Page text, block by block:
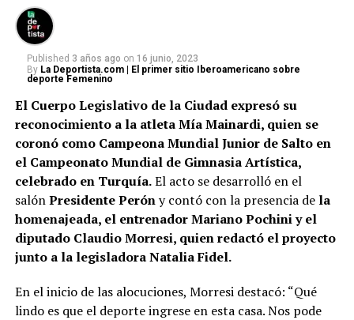
Published 3 años ago on 16 junio, 2023
By La Deportista.com | El primer sitio Iberoamericano sobre
deporte Femenino
El Cuerpo Legislativo de la Ciudad expresó su
reconocimiento a la atleta Mía Mainardi, quien se
coronó como Campeona Mundial Junior de Salto en
el Campeonato Mundial de Gimnasia Artística,
celebrado en Turquía.El acto se desarrolló en el
salónPresidente Peróny contó con la presencia de la
homenajeada, el entrenador Mariano Pochini y el
diputado Claudio Morresi, quien redactó el proyecto
junto a la legisladora Natalia Fidel.
En el inicio de las alocuciones, Morresi destacó: “Qué
lindo es que el deporte ingrese en esta casa. Nos pode